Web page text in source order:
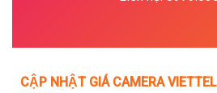
CẬP NHẬT GIÁ CAMERA